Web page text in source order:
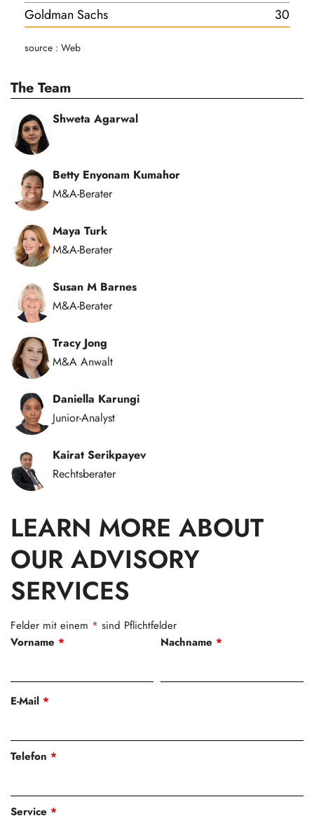
Goldman Sachs
30
source : Web
The Team
Shweta Agarwal
Betty Enyonam Kumahor
M&A-Berater
Maya Turk
M&A-Berater
Susan M Barnes
M&A-Berater
Tracy Jong
M&A Anwalt
Daniella Karungi
Junior-Analyst
Kairat Serikpayev
Rechtsberater
LEARN MORE ABOUT
OUR ADVISORY
SERVICES
Felder mit einem * sind Pflichtfelder
Vorname * Nachname *
E-Mail *
Telefon *
Service *